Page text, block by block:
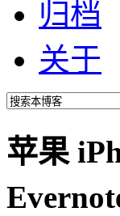
归档
关于
苹果